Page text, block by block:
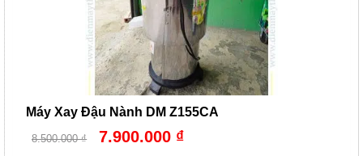
Máy Xay Đậu Nành DM Z155CA
8.500.000₫
Giá
gốc
7.900.000 ₫Giá
hiện